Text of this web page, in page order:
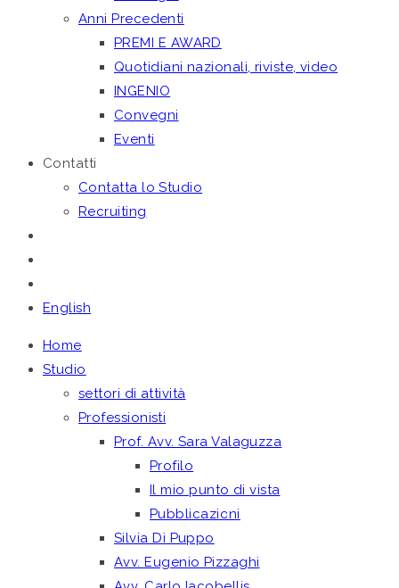
Anni Precedenti
PREMI E AWARD
Quotidiani nazionali, riviste, video
INGENIO
Convegni
Eventi
Contatti
Contatta lo Studio
Recruiting
English
Home
Studio
settori di attività
Professionisti
Prof. Avv. Sara Valaguzza
Profilo
Il mio punto di vista
Pubblicazioni
Silvia Di Puppo
Avv. Eugenio Pizzaghi